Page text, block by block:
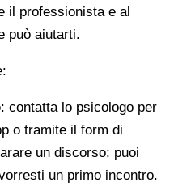
il professionista e al
può aiutarti.
: contatta lo psicologo per
o tramite il form di
un discorso: puoi
un primo incontro.